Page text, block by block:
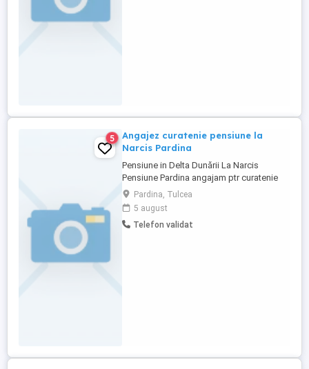
5
Angajez curatenie pensiune la
Narcis Pardina
Pensiune in Delta Dunării La Narcis
Pensiune Pardina angajam ptr curatenie
camere îngrijire curte caut persoană
harnică ofer cazare masă gratis salariu.
Pardina, Tulcea
5 august
Telefon validat